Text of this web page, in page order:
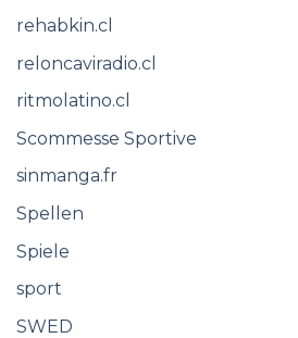
rehabkin.cl
reloncaviradio.cl
ritmolatino.cl
Scommesse Sportive
sinmanga.fr
Spellen
Spiele
sport
SWED